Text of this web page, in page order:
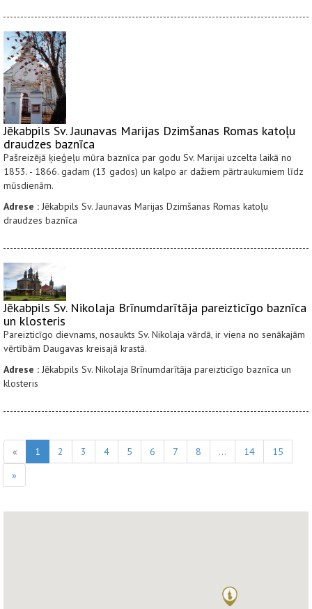
Jēkabpils Sv. Jaunavas Marijas Dzimšanas Romas katoļu
draudzes baznīca
Pašreizējā ķieģeļu mūra baznīca par godu Sv. Marijai uzcelta laikā no
1853. - 1866. gadam (13 gados) un kalpo ar dažiem pārtraukumiem līdz
mūsdienām.
Adrese : Jēkabpils Sv. Jaunavas Marijas Dzimšanas Romas katoļu
draudzes baznīca
Jēkabpils Sv. Nikolaja Brīnumdarītāja pareizticīgo baznīca
un klosteris
Pareizticīgo dievnams, nosaukts Sv. Nikolaja vārdā, ir viena no senākajām
vērtībām Daugavas kreisajā krastā.
Adrese : Jēkabpils Sv. Nikolaja Brīnumdarītāja pareizticīgo baznīca un
klosteris
« 1 2 3 4 5 6 7 8 ... 14
15
»